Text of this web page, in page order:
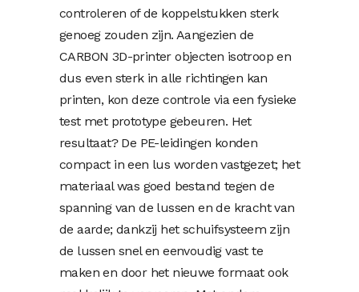
controleren of de koppelstukken sterk
genoeg zouden zijn. Aangezien de
CARBON 3D-printer objecten isotroop en
dus even sterk in alle richtingen kan
printen, kon deze controle via een fysieke
test met prototype gebeuren. Het
resultaat? De PE-leidingen konden
compact in een lus worden vastgezet; het
materiaal was goed bestand tegen de
spanning van de lussen en de kracht van
de aarde; dankzij het schuifsysteem zijn
de lussen snel en eenvoudig vast te
maken en door het nieuwe formaat ook